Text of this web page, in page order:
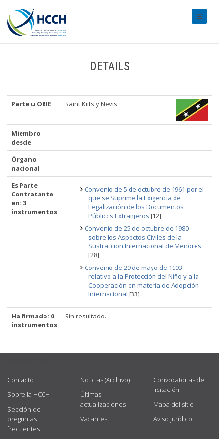
DETAILS
Parte u ORIE Saint Kitts y Nevis
Miembro
desde
Órgano
nacional
Es Parte
Contratante
en: 3
instrumentos
Convenio de 5 de octubre de 1961 por el
que se Suprime la Exigencia de
Legalización de los Documentos
Públicos Extranjeros [12]
Convenio de 25 de octubre de 1980
sobre los Aspectos Civiles de la
Sustracción Internacional de Menores
[28]
Convenio de 29 de mayo de 1993
relativo a la Protección del Niño y a la
Cooperación en materia de Adopción
Internacional [33]
Ha firmado: 0
instrumentos
Sin resultado.
Contacto
Sobre la HCCH
Sección de
preguntas
frecuentes
Noticias (Archivo)
Últimas
actualizaciones
Vacantes
Convocatorias de
licitación
Mapa del sitio
Aviso jurídico